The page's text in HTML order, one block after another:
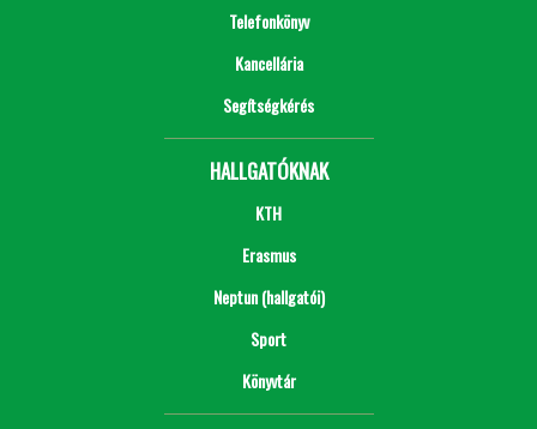
Telefonkönyv
Kancellária
Segítségkérés
HALLGATÓKNAK
KTH
Erasmus
Neptun (hallgatói)
Sport
Könyvtár